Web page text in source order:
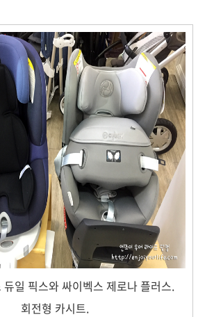
일 픽스와 싸이벡스 제로나 플러스.
회전형 카시트.